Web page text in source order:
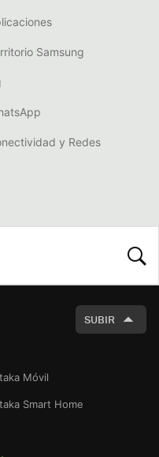
Samsung
y Redes
SUBIR
Móvil
Smart Home